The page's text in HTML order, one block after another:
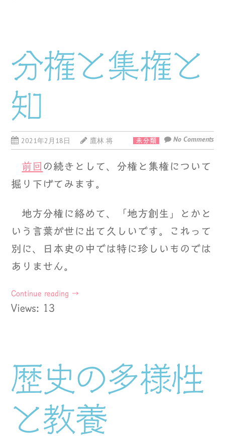
分権と集権と
知
2021年2月18日 鷹林 将 未分類 No Comments
前回 の続きとして、分権と集権について
掘り下げてみます。
地方分権に絡めて、「地方創生」とかと
いう言葉が世に出て久しいです。これって
別に、日本史の中では特に珍しいものでは
ありません。
Continue reading →
Views: 13
歴史の多様性
と教養